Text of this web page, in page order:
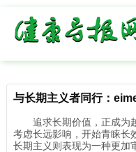
与长期主义者同行：
追求长期价值，正成为
考虑长远影响，开始青睐长
长期主义则表现为一种更加